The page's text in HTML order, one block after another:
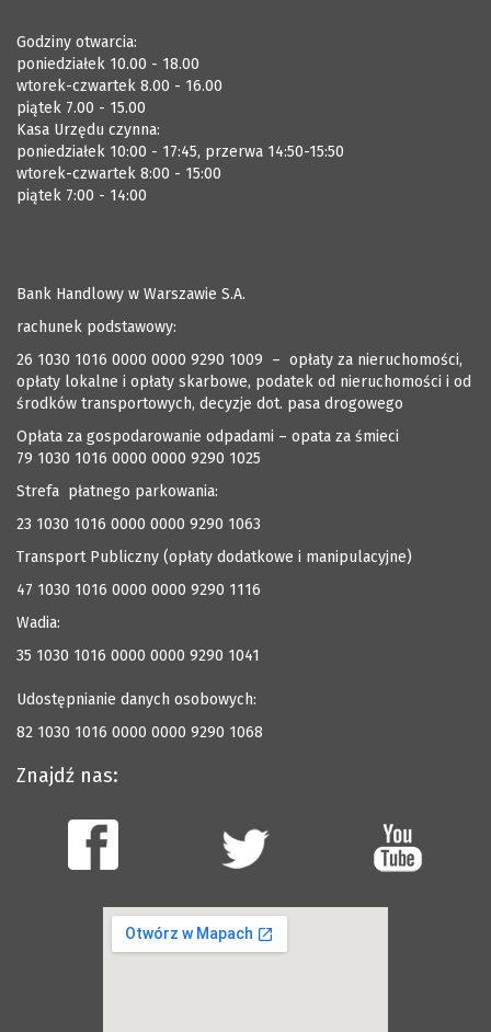
Godziny otwarcia:
poniedziałek 10.00 - 18.00
wtorek-czwartek 8.00 - 16.00
piątek 7.00 - 15.00
Kasa Urzędu czynna:
poniedziałek 10:00 - 17:45, przerwa 14:50-15:50
wtorek-czwartek 8:00 - 15:00
piątek 7:00 - 14:00
Bank Handlowy w Warszawie S.A.
rachunek podstawowy:
26 1030 1016 0000 0000 9290 1009 – opłaty za nieruchomości,
opłaty lokalne i opłaty skarbowe, podatek od nieruchomości i od
środków transportowych, decyzje dot. pasa drogowego
Opłata za gospodarowanie odpadami – opata za śmieci
79 1030 1016 0000 0000 9290 1025
Strefa płatnego parkowania:
23 1030 1016 0000 0000 9290 1063
Transport Publiczny (opłaty dodatkowe i manipulacyjne)
47 1030 1016 0000 0000 9290 1116
Wadia:
35 1030 1016 0000 0000 9290 1041
Udostępnianie danych osobowych:
82 1030 1016 0000 0000 9290 1068
Znajdź nas: